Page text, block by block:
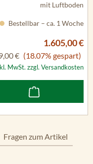
mit Luftboden
Bestellbar – ca. 1 Woche
1.605,00 €
€ (18.07% gespart)
MwSt. zzgl. Versandkosten
Fragen zum Artikel